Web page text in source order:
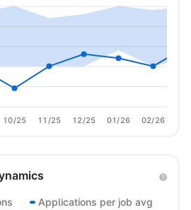
10/25 11/25 12/25 01/26 02/26
Applications per job avg